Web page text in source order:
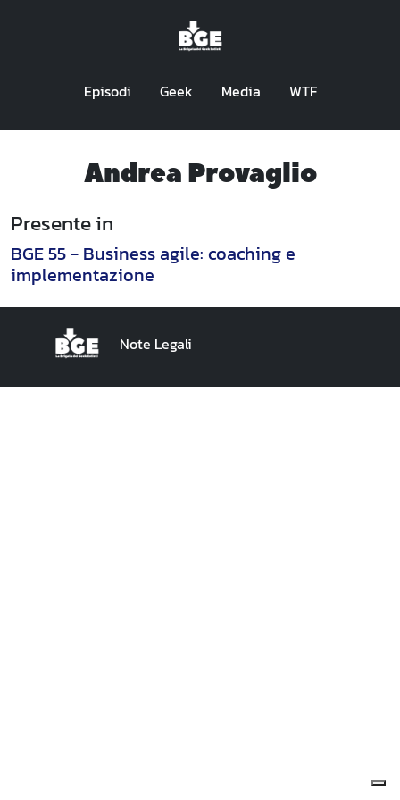
Episodi Geek Media WTF
Andrea Provaglio
Presente in
BGE 55 - Business agile: coaching e
implementazione
Note Legali